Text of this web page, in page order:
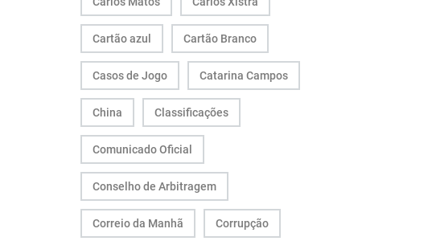
Cartão azul Cartão Branco
Casos de Jogo Catarina Campos
China Classificações
Comunicado Oficial
Conselho de Arbitragem
Correio da Manhã Corrupção